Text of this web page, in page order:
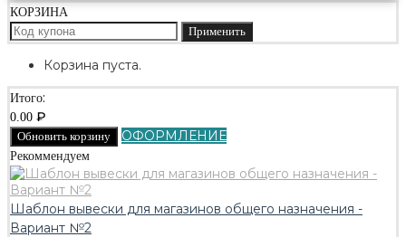
КОРЗИНА
Применить
Корзина пуста.
Итого:
0.00 ₽
Обновить корзину ОФОРМЛЕНИЕ
Рекоммендуем
Шаблон вывески для магазинов общего назначения -
Вариант №2